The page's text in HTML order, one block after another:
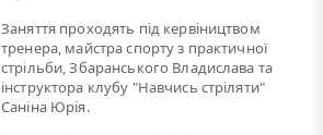
Заняття проходять під кервіництвом
тренера, майстра спорту з практичної
стрільби, Збаранського Владислава та
інструктора клубу "Навчись стріляти"
Саніна Юрія.